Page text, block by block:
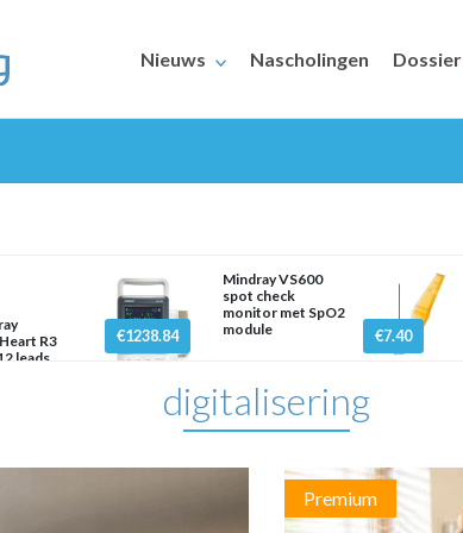
Nieuws Nascholingen Dossier
R3
leads
€1238.84
Mindray VS600
spot check
monitor met SpO2
module
€7.40
digitalisering
Premium